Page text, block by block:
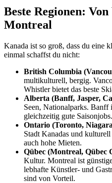
Beste Regionen:
Montreal
Kanada ist so groß, dass du eine
einmal schaffst du nicht:
British Columbia
multikulturell, bergig.
Whistler bietet das beste
Alberta (Banff, Jasper,
Seen, Nationalparks. Banff
gleichzeitig gute Saisonjobs.
Ontario (Toronto,
Stadt Kanadas und
auch hohe Mieten.
Qübec (Montreal, Qübec
Kultur. Montreal ist
lebhafte Künstler- und
sind von Vorteil.